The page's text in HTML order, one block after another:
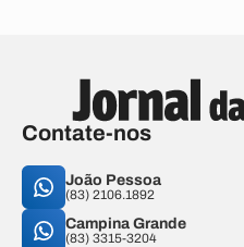
Contate-nos
João Pessoa
(83) 2106.1892
Campina Grande
(83) 3315-3204